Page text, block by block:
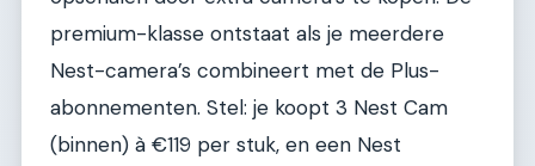
premium-klasse ontstaat als je meerdere
Nest-camera’s combineert met de Plus-
abonnementen. Stel: je koopt 3 Nest Cam
(binnen) à €119 per stuk, en een Nest